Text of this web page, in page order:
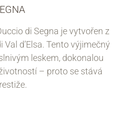
di Segna je vytvořen z
d’Elsa. Tento výjimečný
leskem, dokonalou
– proto se stává